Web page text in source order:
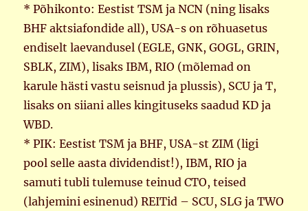
* Põhikonto: Eestist TSM ja NCN (ning lisaks
BHF aktsiafondide all), USA-s on rõhuasetus
endiselt laevandusel (EGLE, GNK, GOGL, GRIN,
SBLK, ZIM), lisaks IBM, RIO (mõlemad on
karule hästi vastu seisnud ja plussis), SCU ja T,
lisaks on siiani alles kingituseks saadud KD ja
WBD.
* PIK: Eestist TSM ja BHF, USA-st ZIM (ligi
pool selle aasta dividendist!), IBM, RIO ja
samuti tubli tulemuse teinud CTO, teised
(lahjemini esinenud) REITid – SCU, SLG ja TWO